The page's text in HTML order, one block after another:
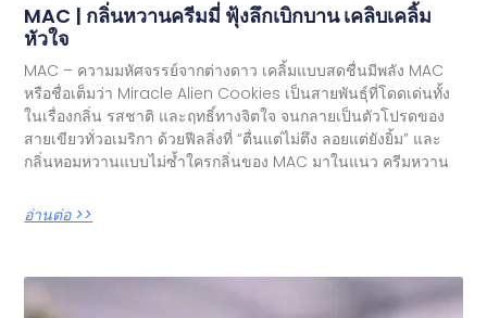
MAC | กลิ่นหวานครีมมี่ ฟุ้งลึกเบิกบาน เคลิบเคลิ้ม
หัวใจ
MAC – ความมหัศจรรย์จากต่างดาว เคลิ้มแบบสดชื่นมีพลัง MAC
หรือชื่อเต็มว่า Miracle Alien Cookies เป็นสายพันธุ์ที่โดดเด่นทั้ง
ในเรื่องกลิ่น รสชาติ และฤทธิ์ทางจิตใจ จนกลายเป็นตัวโปรดของ
สายเขียวทั่วอเมริกา ด้วยฟีลลิ่งที่ “ตื่นแต่ไม่ตึง ลอยแต่ยังยิ้ม” และ
กลิ่นหอมหวานแบบไม่ซ้ำใครกลิ่นของ MAC มาในแนว ครีมหวาน
อ่านต่อ >>